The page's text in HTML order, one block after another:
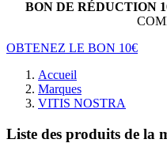
BON DE RÉDUCTION
OBTENEZ LE BON 10€
Accueil
Marques
VITIS NOSTRA
Liste des produits de la